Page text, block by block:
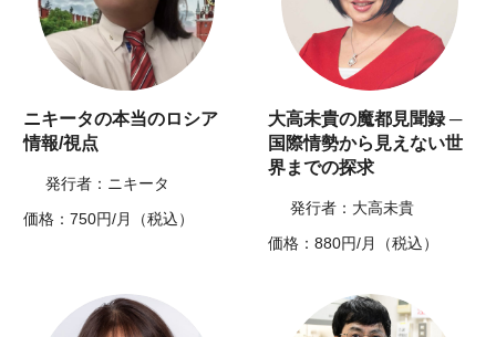
ニキータの本当のロシア
情報/視点
発行者：ニキータ
価格：750円/月（税込）
大高未貴の魔都見聞録 ─
国際情勢から見えない世
界までの探求
発行者：大高未貴
価格：880円/月（税込）